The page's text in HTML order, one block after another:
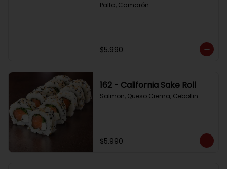
Palta, Camarón
$5.990
162 - California Sake Roll
Salmon, Queso Crema, Cebollin
$5.990